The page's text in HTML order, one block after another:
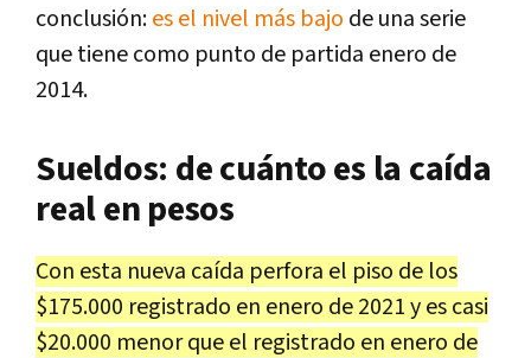
conclusión:es el nivel más bajo de una serie
que tiene como punto de partida enero de
2014.
Sueldos: de cuánto es la caída
real en pesos
Con esta nueva caída perfora el piso de los
$175.000 registrado en enero de 2021 y es casi
$20.000 menor que el registrado en enero de